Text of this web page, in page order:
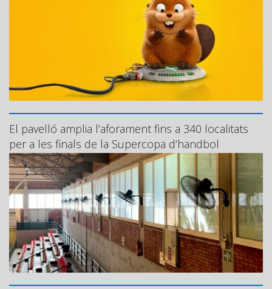
El pavelló amplia l’aforament fins a 340 localitats
per a les finals de la Supercopa d’handbol